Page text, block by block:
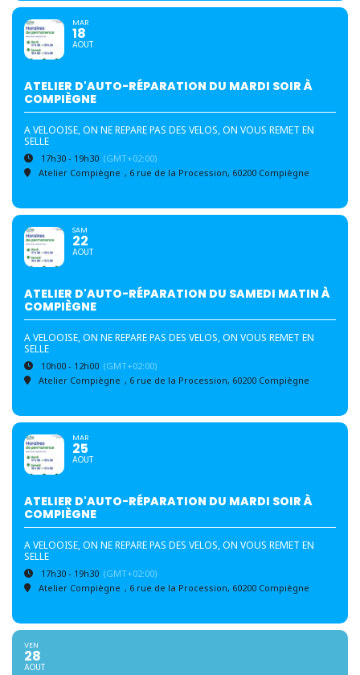
MAR
18
AOUT
ATELIER D'AUTO-RÉPARATION DU MARDI SOIR À
COMPIÈGNE
A VELOOISE, ON NE REPARE PAS DES VELOS, ON VOUS REMET EN
SELLE
17h30 - 19h30 (GMT+02:00)
Atelier Compiègne , 6 rue de la Procession, 60200 Compiègne
SAM
22
AOUT
ATELIER D'AUTO-RÉPARATION DU SAMEDI MATIN À
COMPIÈGNE
A VELOOISE, ON NE REPARE PAS DES VELOS, ON VOUS REMET EN
SELLE
10h00 - 12h00 (GMT+02:00)
Atelier Compiègne , 6 rue de la Procession, 60200 Compiègne
MAR
25
AOUT
ATELIER D'AUTO-RÉPARATION DU MARDI SOIR À
COMPIÈGNE
A VELOOISE, ON NE REPARE PAS DES VELOS, ON VOUS REMET EN
SELLE
17h30 - 19h30 (GMT+02:00)
Atelier Compiègne , 6 rue de la Procession, 60200 Compiègne
VEN
28
AOUT